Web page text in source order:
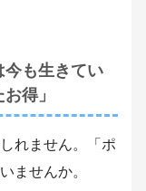
今も生きてい
得」
れません。「ポ
ませんか。